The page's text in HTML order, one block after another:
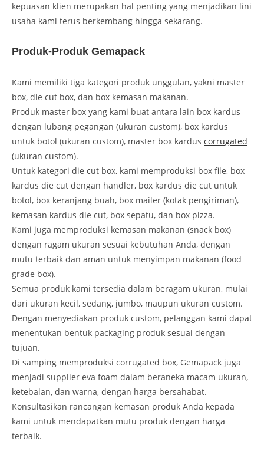
kepuasan klien merupakan hal penting yang menjadikan lini
usaha kami terus berkembang hingga sekarang.
Produk-Produk Gemapack
Kami memiliki tiga kategori produk unggulan, yakni master
box, die cut box, dan box kemasan makanan.
Produk master box yang kami buat antara lain box kardus
dengan lubang pegangan (ukuran custom), box kardus
untuk botol (ukuran custom), master box kardus corrugated
(ukuran custom).
Untuk kategori die cut box, kami memproduksi box file, box
kardus die cut dengan handler, box kardus die cut untuk
botol, box keranjang buah, box mailer (kotak pengiriman),
kemasan kardus die cut, box sepatu, dan box pizza.
Kami juga memproduksi kemasan makanan (snack box)
dengan ragam ukuran sesuai kebutuhan Anda, dengan
mutu terbaik dan aman untuk menyimpan makanan (food
grade box).
Semua produk kami tersedia dalam beragam ukuran, mulai
dari ukuran kecil, sedang, jumbo, maupun ukuran custom.
Dengan menyediakan produk custom, pelanggan kami dapat
menentukan bentuk packaging produk sesuai dengan
tujuan.
Di samping memproduksi corrugated box, Gemapack juga
menjadi supplier eva foam dalam beraneka macam ukuran,
ketebalan, dan warna, dengan harga bersahabat.
Konsultasikan rancangan kemasan produk Anda kepada
kami untuk mendapatkan mutu produk dengan harga
terbaik.